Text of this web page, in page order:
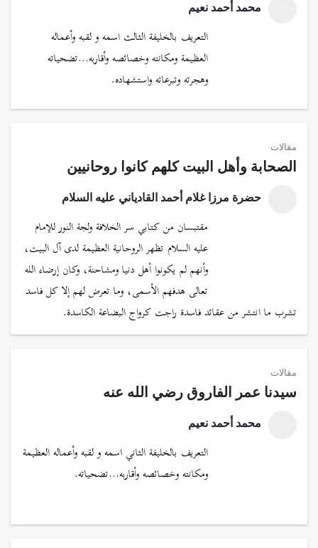
محمد أحمد نعيم
التعريف بالخليفة الثالث اسمه و لقبه وأعماله
العظيمة ومكانته وخصائصه وأقاربه…تضحياته
وهجرته وتبرعاته واستشهاده.
مقالات
الصحابة وأهل البيت كلهم كانوا روحانيين
حضرة مرزا غلام أحمد القادياني عليه السلام
مقتبسان من كتابي سر الخلافة ولجة النور للإمام
عليه السلام تظهر الروحانية العظيمة لدى آل البيت،
وأنهم لم يكونوا أهل دنيا ومشاحنة، وكان إرضاء الله
تعالى هدفهم الأسمى، وما تعرض لهم إلا كل فاسد
تشرب ما انتشر من عقائد فاسدة راجت كرواج البضاعة الكاسدة.
مقالات
سيدنا عمر الفاروق رضي الله عنه
محمد أحمد نعيم
التعريف بالخليفة الثاني اسمه و لقبه وأعماله العظيمة
ومكانته وخصائصه وأقاربه…تضحياته.